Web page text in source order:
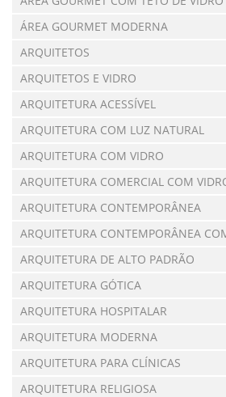
ÁREA GOURMET MODERNA
ARQUITETOS
ARQUITETOS E VIDRO
ARQUITETURA ACESSÍVEL
ARQUITETURA COM LUZ NATURAL
ARQUITETURA COM VIDRO
ARQUITETURA COMERCIAL COM
ARQUITETURA CONTEMPORÂNEA
ARQUITETURA CONTEMPORÂNEA
ARQUITETURA DE ALTO PADRÃO
ARQUITETURA GÓTICA
ARQUITETURA HOSPITALAR
ARQUITETURA MODERNA
ARQUITETURA PARA CLÍNICAS
ARQUITETURA RELIGIOSA